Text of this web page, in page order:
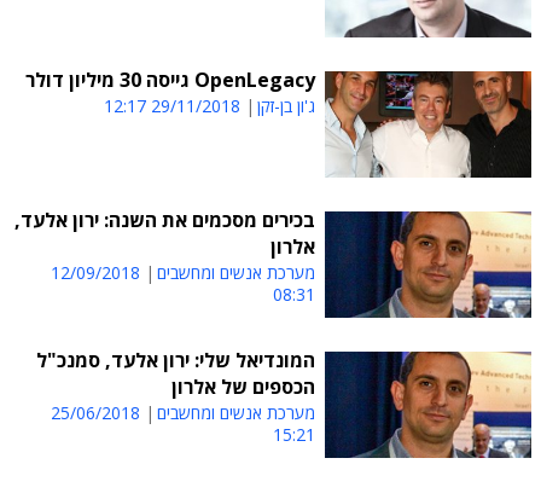
OpenLegacy גייסה 30 מיליון דולר
ג'ון בן-זקן 29/11/2018 12:17
בכירים מסכמים את השנה: ירון אלעד,
אלרון
מערכת אנשים ומחשבים
12/09/2018
08:31
המונדיאל שלי: ירון אלעד, סמנכ"ל
הכספים של אלרון
מערכת אנשים ומחשבים
25/06/2018
15:21